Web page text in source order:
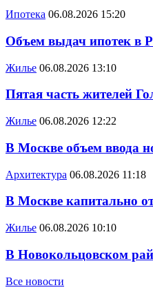
Ипотека 06.08.2026 15:20
Объем выдач ипотек в
Жилье 06.08.2026 13:10
Пятая часть жителей
Жилье 06.08.2026 12:22
В Москве объем ввода
Архитектура 06.08.2026 11:18
В Москве капитально
Жилье 06.08.2026 10:10
В Новокольцовском
Все новости